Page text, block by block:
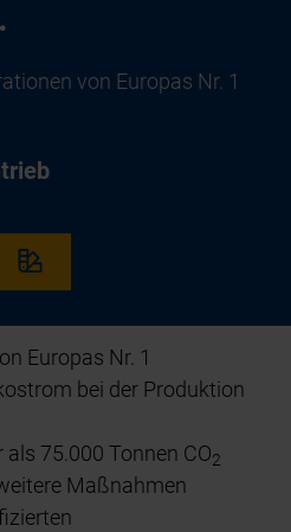
von Europas Nr. 1
Europas Nr. 1
bei der Produktion
75.000 Tonnen CO2
Maßnahmen